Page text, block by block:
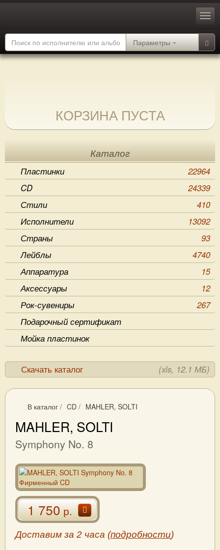
Параметры
КОРЗИНА ПУСТА
Каталог
Пластинки
22964
CD
24339
Стили
410
Исполнители
13092
Страны
93
Лейблы
4740
Аппаратура
15
Аксессуары
12
Рок-сувениры
267
Подарочный сертификат
Мойка пластинок
Скачать каталог (xls, 12.1 МБ)
В каталог / CD / MAHLER, SOLTI
MAHLER, SOLTI
Symphony No. 8
1 750р.
Доставим за 2 часа (подробности)